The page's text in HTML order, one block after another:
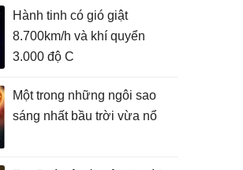
Hành tinh có gió giật
8.700km/h và khí quyển
3.000 độ C
Một trong những ngôi sao
sáng nhất bầu trời vừa nổ